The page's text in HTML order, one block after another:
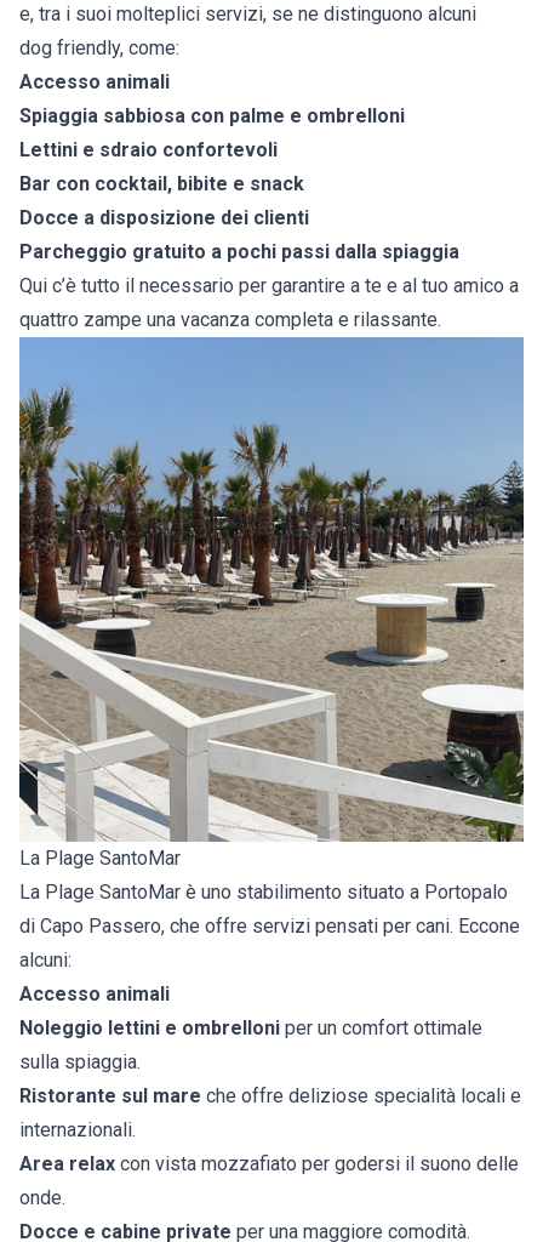
e, tra i suoi molteplici servizi, se ne distinguono alcuni
dog friendly, come:
Accesso animali
Spiaggia sabbiosa con palme e ombrelloni
Lettini e sdraio confortevoli
Bar con cocktail, bibite e snack
Docce a disposizione dei clienti
Parcheggio gratuito a pochi passi dalla spiaggia
Qui c’è tutto il necessario per garantire a te e al tuo amico a
quattro zampe una vacanza completa e rilassante.
La Plage SantoMar
La Plage SantoMar è uno stabilimento situato a Portopalo
di Capo Passero, che offre servizi pensati per cani. Eccone
alcuni:
Accesso animali
Noleggio lettini e ombrelloni per un comfort ottimale
sulla spiaggia.
Ristorante sul mare che offre deliziose specialità locali e
internazionali.
Area relax con vista mozzafiato per godersi il suono delle
onde.
Docce e cabine private per una maggiore comodità.